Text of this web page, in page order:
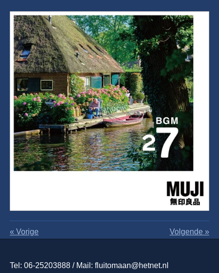
« Vorige Volgende »
Tel: 06-25203888 / Mail: fluitomaan@hetnet.nl